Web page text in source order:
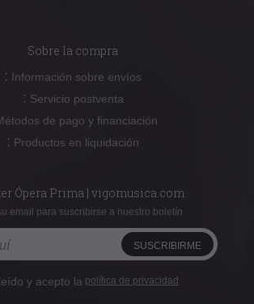
Sobre la compra
: Información sobre envíos
: Servicio postventa
de pago y financiación
: Productos en liquidación
Ópera Prima | vigomusica.com
email para suscribirse a nuestro boletín
y acepto la política de privacidad